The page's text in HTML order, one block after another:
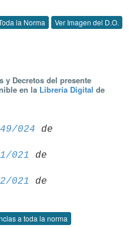
la Norma Ver Imagen del D.O.
y Decretos del presente
en la Librería Digital de
024 de
021
de
021
de
a toda la norma